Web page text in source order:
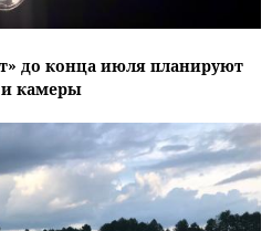
до конца июля планируют
и камеры